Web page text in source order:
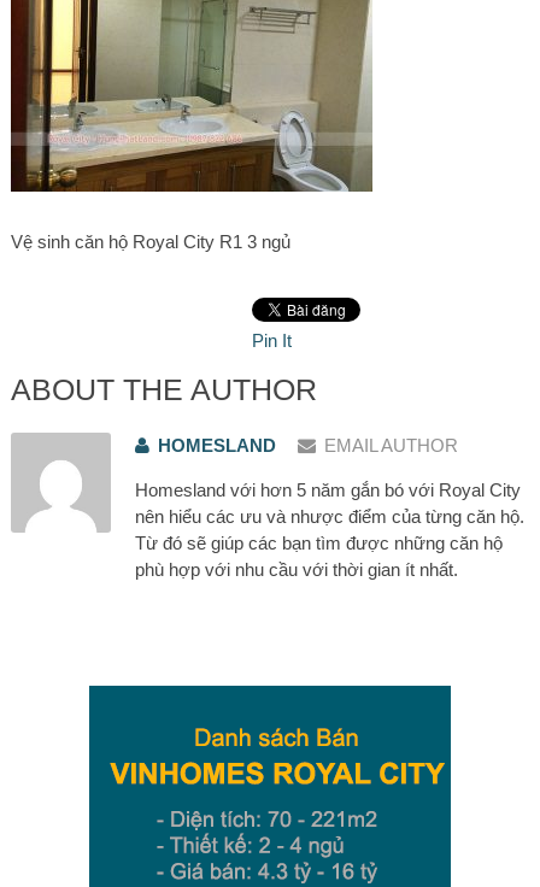
Vệ sinh căn hộ Royal City R1 3 ngủ
Pin It
ABOUT THE AUTHOR
HOMESLAND EMAIL AUTHOR
Homesland với hơn 5 năm gắn bó với Royal City
nên hiểu các ưu và nhược điểm của từng căn hộ.
Từ đó sẽ giúp các bạn tìm được những căn hộ
phù hợp với nhu cầu với thời gian ít nhất.